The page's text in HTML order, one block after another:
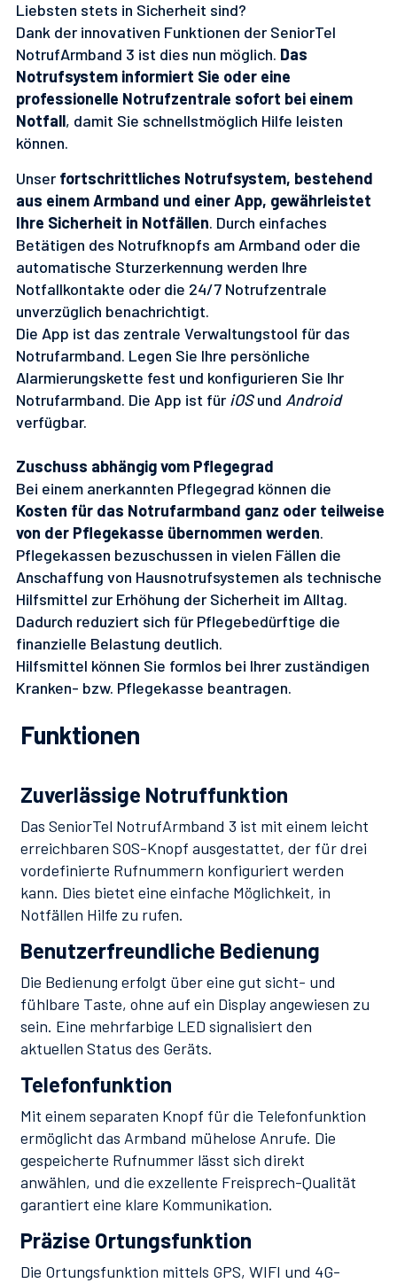
Liebsten stets in Sicherheit sind?
Dank der innovativen Funktionen der SeniorTel
NotrufArmband 3 ist dies nun möglich. Das
Notrufsystem informiert Sie oder eine
professionelle Notrufzentrale sofort bei einem
Notfall, damit Sie schnellstmöglich Hilfe leisten
können.
Unser fortschrittliches Notrufsystem, bestehend
aus einem Armband und einer App, gewährleistet
Ihre Sicherheit in Notfällen. Durch einfaches
Betätigen des Notrufknopfs am Armband oder die
automatische Sturzerkennung werden Ihre
Notfallkontakte oder die 24/7 Notrufzentrale
unverzüglich benachrichtigt.
Die App ist das zentrale Verwaltungstool für das
Notrufarmband. Legen Sie Ihre persönliche
Alarmierungskette fest und konfigurieren Sie Ihr
Notrufarmband. Die App ist für iOSund Android
verfügbar.
Zuschuss abhängig vom Pflegegrad
Bei einem anerkannten Pflegegrad können die
Kosten für das Notrufarmband ganz oder teilweise
von der Pflegekasse übernommen werden.
Pflegekassen bezuschussen in vielen Fällen die
Anschaffung von Hausnotrufsystemen als technische
Hilfsmittel zur Erhöhung der Sicherheit im Alltag.
Dadurch reduziert sich für Pflegebedürftige die
finanzielle Belastung deutlich.
Hilfsmittel können Sie formlos bei Ihrer zuständigen
Kranken- bzw. Pflegekasse beantragen.
Funktionen
Zuverlässige Notruffunktion
Das SeniorTel NotrufArmband 3 ist mit einem leicht
erreichbaren SOS-Knopf ausgestattet, der für drei
vordefinierte Rufnummern konfiguriert werden
kann. Dies bietet eine einfache Möglichkeit, in
Notfällen Hilfe zu rufen.
Benutzerfreundliche Bedienung
Die Bedienung erfolgt über eine gut sicht- und
fühlbare Taste, ohne auf ein Display angewiesen zu
sein. Eine mehrfarbige LED signalisiert den
aktuellen Status des Geräts.
Telefonfunktion
Mit einem separaten Knopf für die Telefonfunktion
ermöglicht das Armband mühelose Anrufe. Die
gespeicherte Rufnummer lässt sich direkt
anwählen, und die exzellente Freisprech-Qualität
garantiert eine klare Kommunikation.
Präzise Ortungsfunktion
Die Ortungsfunktion mittels GPS, WIFI und 4G-